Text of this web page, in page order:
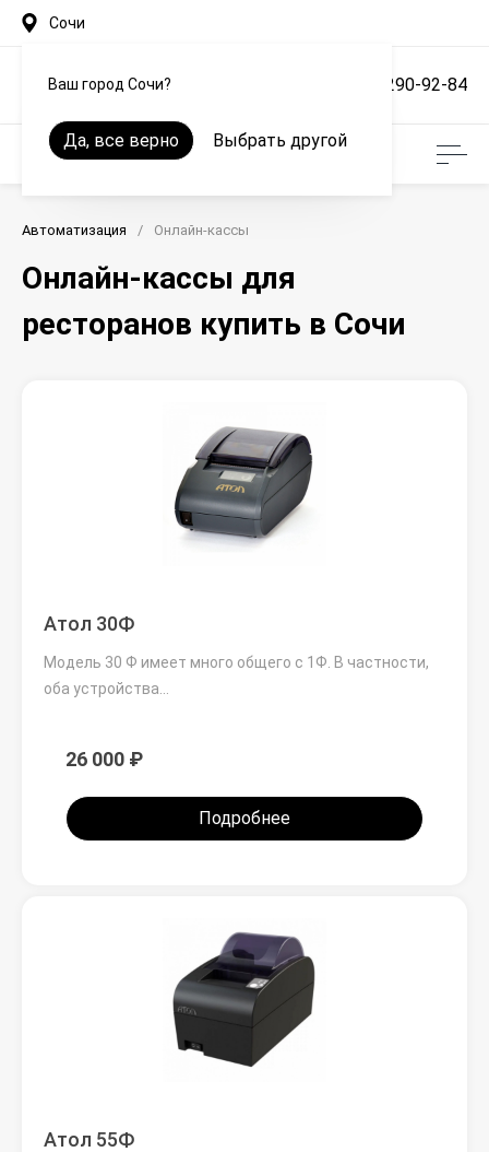
Сочи
Ваш город Сочи?
Да, все верно Выбрать другой
+7 (861) 290-92-84
Автоматизация / Онлайн-кассы
Онлайн-кассы для
ресторанов купить в Сочи
Атол 30Ф
Модель 30 Ф имеет много общего с 1Ф. В частности,
оба устройства…
26 000 ₽
Подробнее
Атол 55Ф